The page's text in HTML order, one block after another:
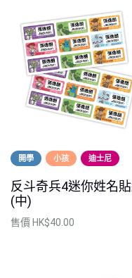
開學 小孩 迪士尼
反斗奇兵4迷你姓名
(中)
售價 HK$40.00